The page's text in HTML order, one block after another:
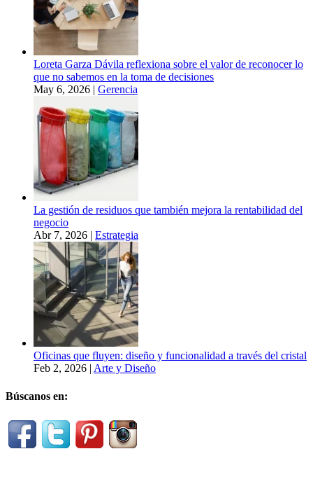
Loreta Garza Dávila reflexiona sobre el valor de reconocer lo
que no sabemos en la toma de decisiones
May 6, 2026
Gerencia
La gestión de residuos que también mejora la rentabilidad del
negocio
Abr 7, 2026
Estrategia
Oficinas que fluyen: diseño y funcionalidad a través del cristal
Feb 2, 2026 Arte y Diseño
Búscanos en: